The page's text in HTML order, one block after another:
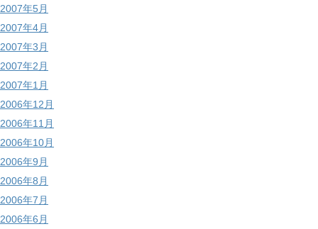
2007年5月
2007年4月
2007年3月
2007年2月
2007年1月
2006年12月
2006年11月
2006年10月
2006年9月
2006年8月
2006年7月
2006年6月